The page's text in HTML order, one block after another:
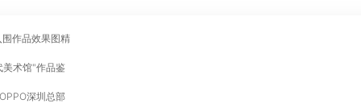
作品效果图精
术馆"作品鉴
深圳总部